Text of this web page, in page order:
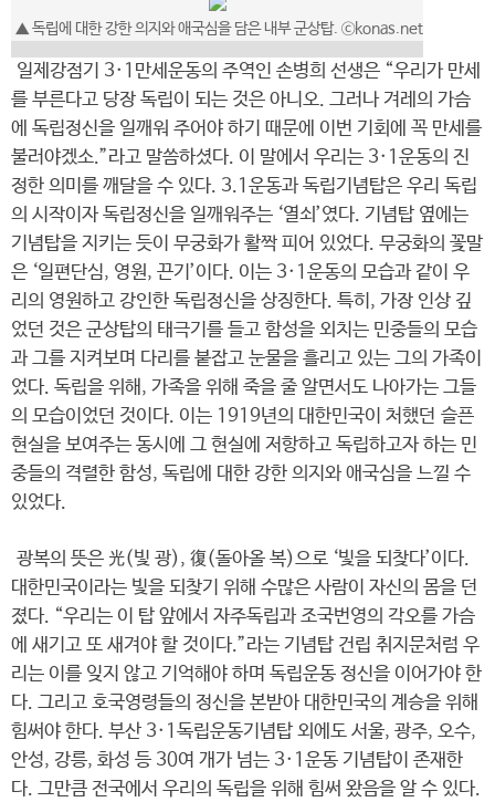
▲ 독립에 대한 강한 의지와 애국심을 담은 내부 군상탑. ⓒkonas.net
일제강점기 3·1만세운동의 주역인 손병희 선생은 “우리가 만세
를 부른다고 당장 독립이 되는 것은 아니오. 그러나 겨레의 가슴
에 독립정신을 일깨워 주어야 하기 때문에 이번 기회에 꼭 만세를
불러야겠소.”라고 말씀하셨다. 이 말에서 우리는 3·1운동의 진
정한 의미를 깨달을 수 있다. 3.1운동과 독립기념탑은 우리 독립
의 시작이자 독립정신을 일깨워주는 ‘열쇠’였다. 기념탑 옆에는
기념탑을 지키는 듯이 무궁화가 활짝 피어 있었다. 무궁화의 꽃말
은 ‘일편단심, 영원, 끈기’이다. 이는 3·1운동의 모습과 같이 우
리의 영원하고 강인한 독립정신을 상징한다. 특히, 가장 인상 깊
었던 것은 군상탑의 태극기를 들고 함성을 외치는 민중들의 모습
과 그를 지켜보며 다리를 붙잡고 눈물을 흘리고 있는 그의 가족이
었다. 독립을 위해, 가족을 위해 죽을 줄 알면서도 나아가는 그들
의 모습이었던 것이다. 이는 1919년의 대한민국이 처했던 슬픈
현실을 보여주는 동시에 그 현실에 저항하고 독립하고자 하는 민
중들의 격렬한 함성, 독립에 대한 강한 의지와 애국심을 느낄 수
있었다.
광복의 뜻은 光(빛 광), 復(돌아올 복)으로 ‘빛을 되찾다’이다.
대한민국이라는 빛을 되찾기 위해 수많은 사람이 자신의 몸을 던
졌다. “우리는 이 탑 앞에서 자주독립과 조국번영의 각오를 가슴
에 새기고 또 새겨야 할 것이다.”라는 기념탑 건립 취지문처럼 우
리는 이를 잊지 않고 기억해야 하며 독립운동 정신을 이어가야 한
다. 그리고 호국영령들의 정신을 본받아 대한민국의 계승을 위해
힘써야 한다. 부산 3·1독립운동기념탑 외에도 서울, 광주, 오수,
안성, 강릉, 화성 등 30여 개가 넘는 3·1운동 기념탑이 존재한
다. 그만큼 전국에서 우리의 독립을 위해 힘써 왔음을 알 수 있다.